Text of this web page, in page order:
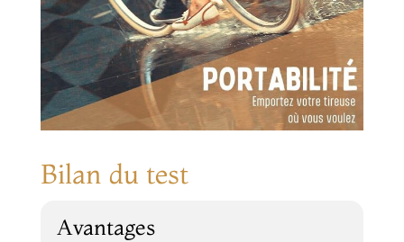
Bilan du test
Avantages